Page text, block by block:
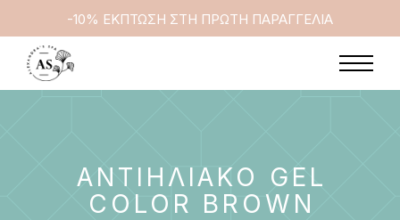
-10% ΕΚΠΤΩΣΗ ΣΤΗ ΠΡΩΤΗ ΠΑΡΑΓΓΕΛΙΑ
ΑΝΤΙΗΛΙΑΚΟ GEL
COLOR BROWN